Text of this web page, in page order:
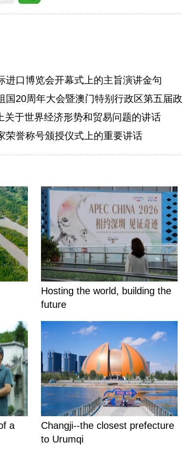
进口博览会开幕式上的主旨演讲金句
国20周年大会暨澳门特别行政区第五届
关于世界经济形势和贸易问题的讲话
荣誉称号颁授仪式上的重要讲话